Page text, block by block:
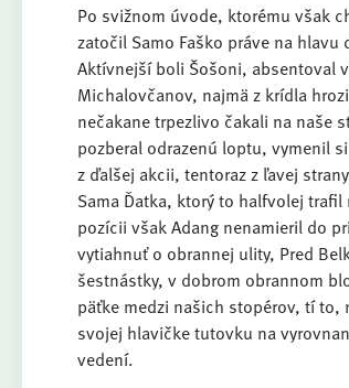
Po svižnom úvode, ktorému však
zatočil Samo Faško práve na
Aktívnejší boli Šošoni, absentoval
Michalovčanov, najmä z krídla
nečakane trpezlivo čakali na naše
pozberal odrazenú loptu, vymenil
z ďalšej akcii, tentoraz z ľavej
Sama Ďatka, ktorý to halfvolej trafil
pozícii však Adang nenamieril do
vytiahnuť o obrannej ulity, Pred
šestnástky, v dobrom obrannom
päťke medzi našich stopérov, tí
svojej hlavičke tutovku na
vedení.